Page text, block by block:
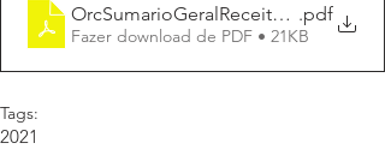
OrcSumarioGeralReceitasDespesas
.pdf
Fazer download de PDF • 21KB
Tags:
2021